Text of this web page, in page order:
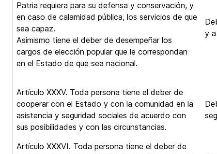
Patria requiera para su defensa y conservación, y
en caso de calamidad pública, los servicios de que
sea capaz.
Asimismo tiene el deber de desempeñar los
cargos de elección popular que le correspondan
en el Estado de que sea nacional.
y
Artículo XXXV. Toda persona tiene el deber de
cooperar con el Estado y con la comunidad en la
asistencia y seguridad sociales de acuerdo con
sus posibilidades y con las circunstancias.
Artículo XXXVI. Toda persona tiene el deber de